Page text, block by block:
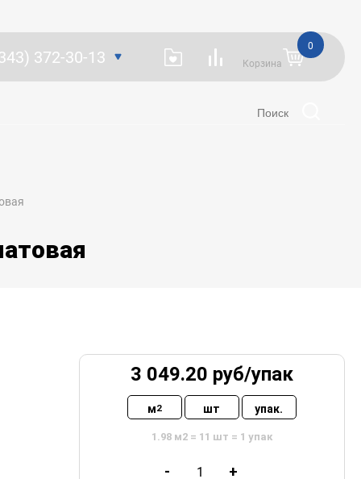
372-30-13 Корзина
0
3 049.20 руб/упак
м2 шт упак.
1.98 м2 = 11 шт = 1 упак
- +